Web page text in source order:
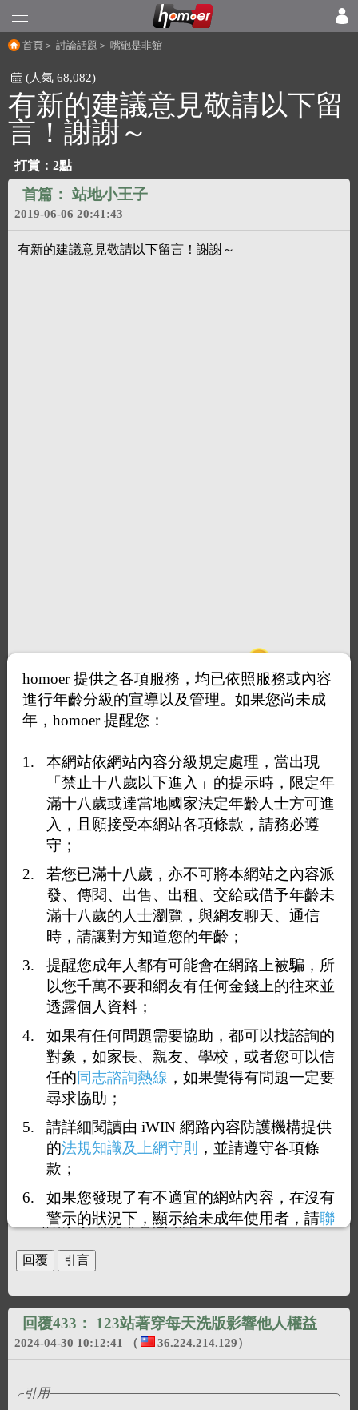
首頁 ＞ 討論話題 ＞ 嘴砲是非館
(人氣 68,082)
有新的建議意見敬請以下留
言！謝謝～
打賞：2點
首篇： 站地小王子
2019-06-06 20:41:43
有新的建議意見敬請以下留言！謝謝～
打賞
送花 送咖啡
<< 1 ... 40 41 42 43 44
回覆431：123站著穿
2024-04-02 20:17:47
板主，背包達人又在罵人吸毒了，趕快封鎖他
打賞 送花
送咖啡
回覆432：123站著穿每天洗版影響他人權益
2024-04-03 12:19:21
123站著穿每天洗版影響他人權益
回覆433： 123站著穿每天洗版影響他人權益
2024-04-30 10:12:41 （ 36.224.214.129）
引用
homoer 提供之各項服務，均已依照服務或內容
進行年齡分級的宣導以及管理。如果您尚未成
年，homoer 提醒您：
本網站依網站內容分級規定處理，當出現
「禁止十八歲以下進入」的提示時，限定年
滿十八歲或達當地國家法定年齡人士方可進
入，且願接受本網站各項條款，請務必遵
守；
若您已滿十八歲，亦不可將本網站之內容派
發、傳閱、出售、出租、交給或借予年齡未
滿十八歲的人士瀏覽，與網友聊天、通信
時，請讓對方知道您的年齡；
提醒您成年人都有可能會在網路上被騙，所
以您千萬不要和網友有任何金錢上的往來並
透露個人資料；
如果有任何問題需要協助，都可以找諮詢的
對象，如家長、親友、學校，或者您可以信
任的同志諮詢熱線 ，如果覺得有問題一定要
尋求協助；
請詳細閱讀由 iWIN 網路內容防護機構提供
的法規知識及上網守則
，並請遵守各項條
款；
如果您發現了有不適宜的網站內容，在沒有
警示的狀況下，顯示給未成年使用者，請聯